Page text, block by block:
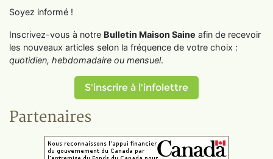
Soyez informé !
Inscrivez-vous à notre Bulletin Maison Saine afin de recevoir
les nouveaux articles selon la fréquence de votre choix :
quotidien, hebdomadaire ou mensuel.
S'inscrire à l'infolettre
Partenaires